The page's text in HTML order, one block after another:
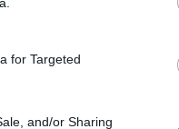
for Targeted
and/or Sharing
melynek olvasása